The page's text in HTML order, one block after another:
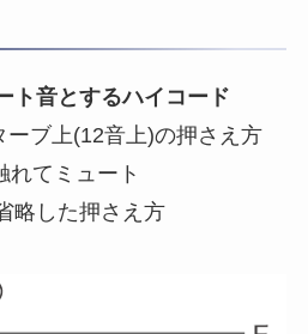
ト音とするハイコード
ーブ上(12音上)の押さえ方
れてミュート
略した押さえ方